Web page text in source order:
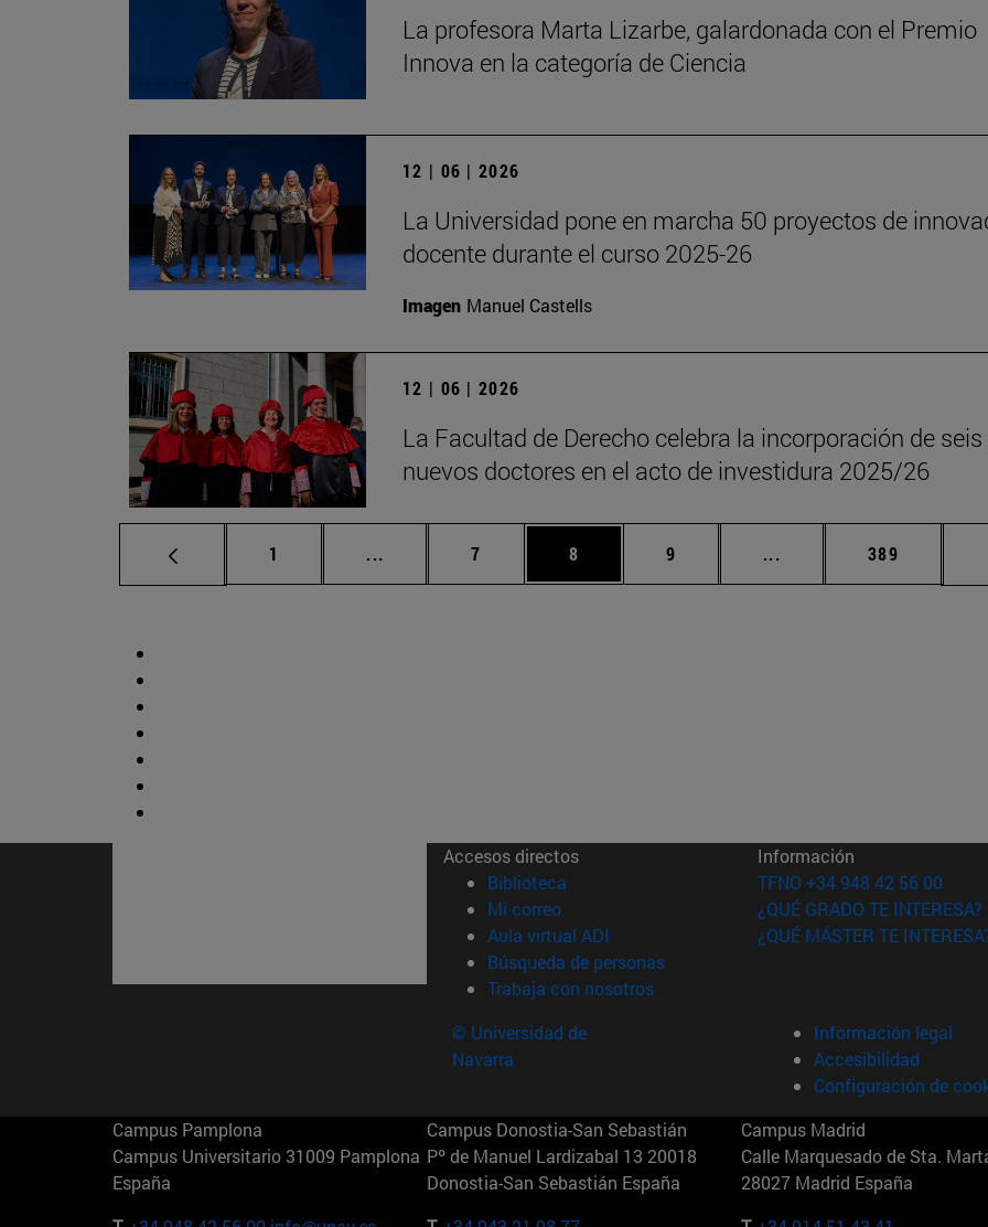
La profesora Marta Lizarbe, galardonada con el Premio
Innova en la categoría de Ciencia
12 | 06 | 2026
La Universidad pone en marcha 50 proyectos de
docente durante el curso 2025-26
Imagen Manuel Castells
12 | 06 | 2026
La Facultad de Derecho celebra la incorporación de seis
nuevos doctores en el acto de investidura 2025/26
Página
1 ... Páginas intermedias Use TAB para desplazarse.
Página
7 Página
8 Página
9 ... Páginas intermedias
Página
389
Accesos directos
Biblioteca (abre en nueva ventana)
Mi correo(abre en nueva ventana)
Aula virtual ADI (abre en nueva ventana)
Búsqueda de personas(abre en nueva ventana)
Trabaja con nosotros(abre en nueva ventana)
Información
TFNO +34 948 42 56 00
¿QUÉ GRADO TE INTERESA?
¿QUÉ MÁSTER TE
© Universidad de
Navarra
Información legal
Accesibilidad
Configuración de
Campus Pamplona
Campus Universitario 31009 Pamplona
España
Campus Donostia-San Sebastián
Pº de Manuel Lardizabal 13 20018
Donostia-San Sebastián España
Campus Madrid
Calle Marquesado de Sta.
28027 Madrid España